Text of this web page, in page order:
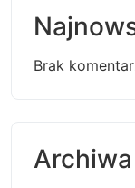
Brak
Archiwa